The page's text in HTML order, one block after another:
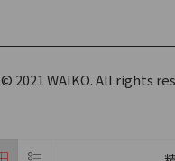
© 2021 WAIKO. All rights